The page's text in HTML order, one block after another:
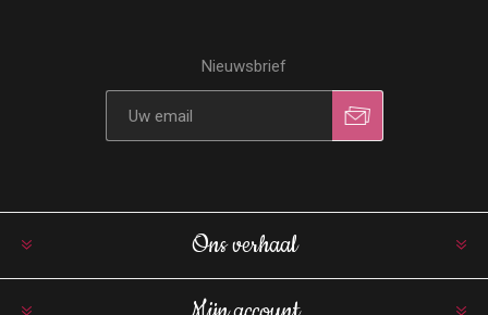
Nieuwsbrief
Ons verhaal